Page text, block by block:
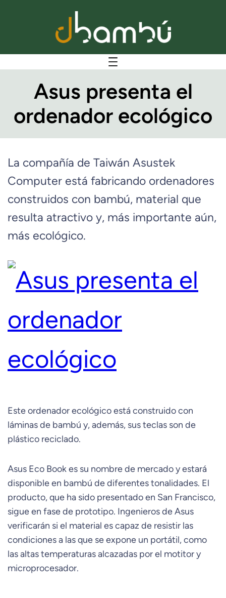
Asus presenta el
ordenador ecológico
La compañía de Taiwán Asustek
Computer está fabricando ordenadores
construidos con bambú, material que
resulta atractivo y, más importante aún,
más ecológico.
Este ordenador ecológico está construido con
láminas de bambú y, además, sus teclas son de
plástico reciclado.
Asus Eco Book es su nombre de mercado y estará
disponible en bambú de diferentes tonalidades. El
producto, que ha sido presentado en San Francisco,
sigue en fase de prototipo. Ingenieros de Asus
verificarán si el material es capaz de resistir las
condiciones a las que se expone un portátil, como
las altas temperaturas alcazadas por el motitor y
microprocesador.